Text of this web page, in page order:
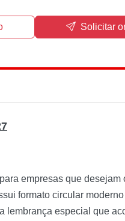
Solicitar
empresas que desejam
formato circular
lembrança especial que